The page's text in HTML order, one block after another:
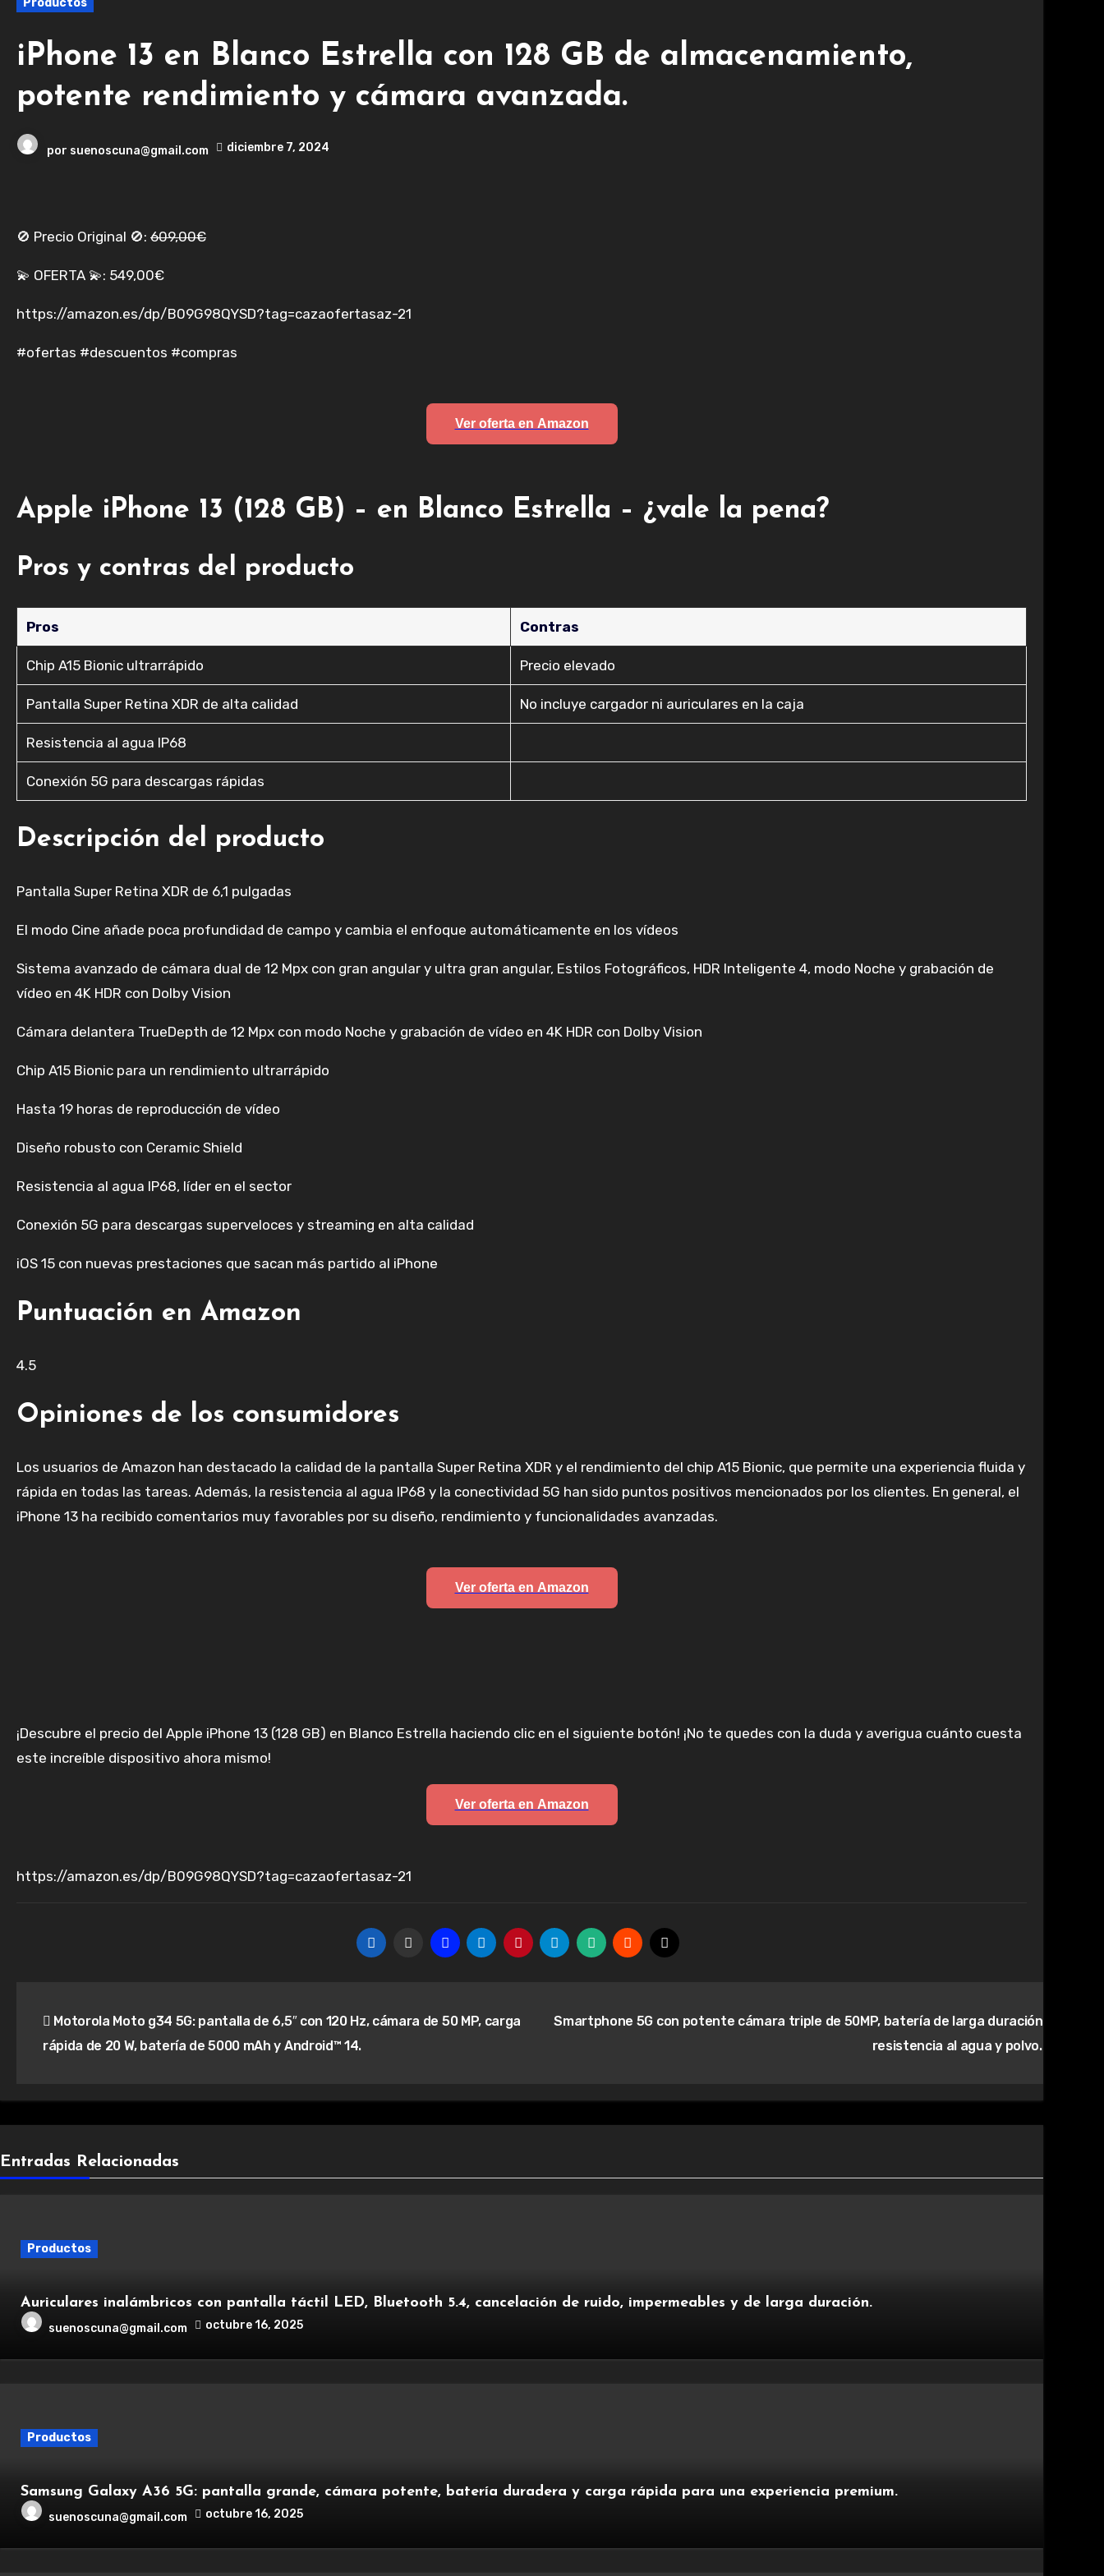
Productos
iPhone 13 en Blanco Estrella con 128 GB de almacenamiento,
potente rendimiento y cámara avanzada.
por suenoscuna@gmail.com diciembre 7, 2024
🚫 Precio Original 🚫: 609,00€
💫 OFERTA 💫: 549,00€
https://amazon.es/dp/B09G98QYSD?tag=cazaofertasaz-21
#ofertas #descuentos #compras
Ver oferta en Amazon
Apple iPhone 13 (128 GB) – en Blanco Estrella – ¿vale la pena?
Pros y contras del producto
Pros Contras
Chip A15 Bionic ultrarrápido Precio elevado
Pantalla Super Retina XDR de alta calidad No incluye cargador ni auriculares en la caja
Resistencia al agua IP68
Conexión 5G para descargas rápidas
Descripción del producto
Pantalla Super Retina XDR de 6,1 pulgadas
El modo Cine añade poca profundidad de campo y cambia el enfoque automáticamente en los vídeos
Sistema avanzado de cámara dual de 12 Mpx con gran angular y ultra gran angular, Estilos Fotográficos, HDR Inteligente 4, modo Noche y grabación de
vídeo en 4K HDR con Dolby Vision
Cámara delantera TrueDepth de 12 Mpx con modo Noche y grabación de vídeo en 4K HDR con Dolby Vision
Chip A15 Bionic para un rendimiento ultrarrápido
Hasta 19 horas de reproducción de vídeo
Diseño robusto con Ceramic Shield
Resistencia al agua IP68, líder en el sector
Conexión 5G para descargas superveloces y streaming en alta calidad
iOS 15 con nuevas prestaciones que sacan más partido al iPhone
Puntuación en Amazon
4.5
Opiniones de los consumidores
Los usuarios de Amazon han destacado la calidad de la pantalla Super Retina XDR y el rendimiento del chip A15 Bionic, que permite una experiencia fluida y
rápida en todas las tareas. Además, la resistencia al agua IP68 y la conectividad 5G han sido puntos positivos mencionados por los clientes. En general, el
iPhone 13 ha recibido comentarios muy favorables por su diseño, rendimiento y funcionalidades avanzadas.
Ver oferta en Amazon
¡Descubre el precio del Apple iPhone 13 (128 GB) en Blanco Estrella haciendo clic en el siguiente botón! ¡No te quedes con la duda y averigua cuánto cuesta
este increíble dispositivo ahora mismo!
Ver oferta en Amazon
https://amazon.es/dp/B09G98QYSD?tag=cazaofertasaz-21
de Motorola Moto g34 5G: pantalla de 6,5″ con 120 Hz, cámara de 50 MP, carga
rápida de 20 W, batería de 5000 mAh y Android™ 14.
Smartphone 5G con potente cámara triple de 50MP, batería de larga duración y
resistencia al agua y polvo.
Entradas Relacionadas
Productos
Auriculares inalámbricos con pantalla táctil LED, Bluetooth 5.4, cancelación de ruido, impermeables y de larga duración.
suenoscuna@gmail.com octubre 16, 2025
Productos
Samsung Galaxy A36 5G: pantalla grande, cámara potente, batería duradera y carga rápida para una experiencia premium.
suenoscuna@gmail.com octubre 16, 2025